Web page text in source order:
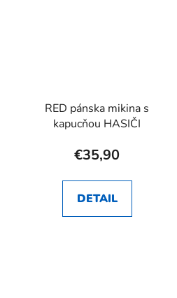
RED pánska mikina s
kapucňou HASIČI
€35,90
DETAIL